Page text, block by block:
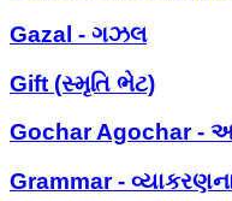
Gazal - ગઝલ
Gift (સ્મૃતિ ભેટ)
Gochar Agochar -
Grammar -